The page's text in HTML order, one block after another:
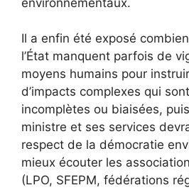
Il a enfin été exposé
l’État manquent parfois de
moyens humains pour
d’impacts complexes qui
incomplètes ou biaisées,
ministre et ses services
respect de la démocratie
mieux écouter les
(LPO, SFEPM, fédérations